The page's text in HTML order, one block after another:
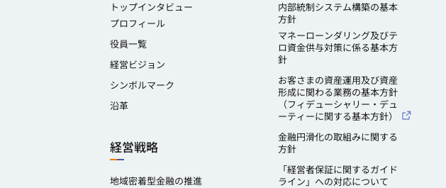
トップインタビュー
プロフィール
役員一覧
経営ビジョン
シンボルマーク
沿革
経営戦略
地域密着型金融の推進
内部統制システム構築の基本
方針
マネーローンダリング及びテ
ロ資金供与対策に係る基本方
針
お客さまの資産運用及び資産
形成に関わる業務の基本方針
（フィデューシャリー・デュ
ーティーに関する基本方針）
金融円滑化の取組みに関する
方針
「経営者保証に関するガイド
ライン」への対応について